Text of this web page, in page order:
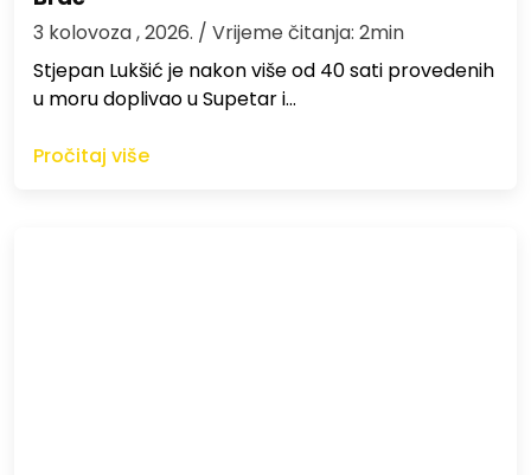
3 kolovoza , 2026. / Vrijeme čitanja: 2min
St​jepan Lukšić je nakon više od 40 sati provedenih
u moru doplivao u Supetar i…
Pročitaj više